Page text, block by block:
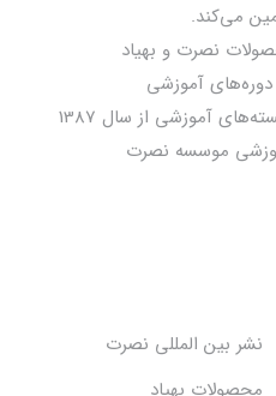
می‌كند.
نصرت و بهیاد
دوره‌های آموزشی
آموزشی از سال 1387
موسسه نصرت
نشر بین المللی نصرت
محصولات بهیاد